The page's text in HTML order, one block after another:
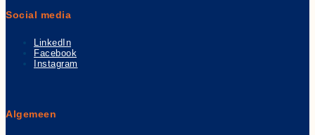
Social media
LinkedIn
Facebook
Instagram
Algemeen